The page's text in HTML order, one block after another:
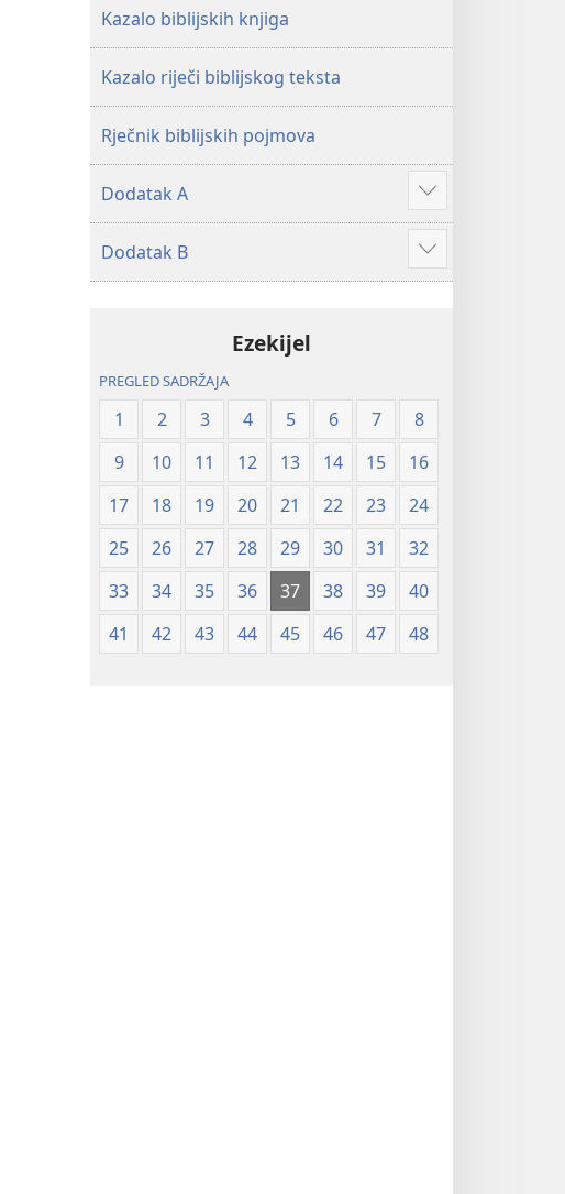
Kazalo biblijskih knjiga
Kazalo riječi biblijskog teksta
Rječnik biblijskih pojmova
Dodatak A
Prikaži
više
Dodatak B
Prikaži
više
Ezekijel
PREGLED SADRŽAJA
1 2 3 4 5 6 7
8
9
10 11 12 13 14 15
16
17
18 19 20 21 22 23
24
25
26 27 28 29 30 31
32
33
34 35 36 37 38 39
40
41
42 43 44 45 46 47 48